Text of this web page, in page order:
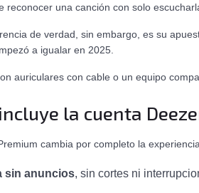
reconocer una canción con solo
de verdad, sin embargo, es su
a igualar en 2025.
auriculares con cable o un equipo
la cuenta
cambia por completo la
sin anuncios, sin cortes ni